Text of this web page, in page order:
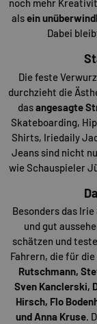
noch mehr
alsein
Dabei
Die feste
durchzieht die
dasangesagte
Skateboarding,
Shirts, Iriedaily
Jeans sind nicht
wie Schauspieler
Besonders das
und gut
schätzen und
Fahrern, die für
Rutschmann,
Sven Kanclerski,
Hirsch, Flo
und Anna Kruse.